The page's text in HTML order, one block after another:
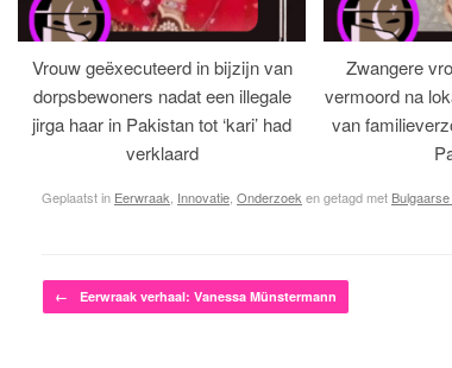
Vrouw geëxecuteerd in bijzijn van
dorpsbewoners nadat een illegale
jirga haar in Pakistan tot ‘kari’ had
verklaard
Zwangere
vermoord na
van
Geplaatst in Eerwraak Innovatie Onderzoek en getagd met
Bericht navigatie
← Eerwraak verhaal: Vanessa Münstermann